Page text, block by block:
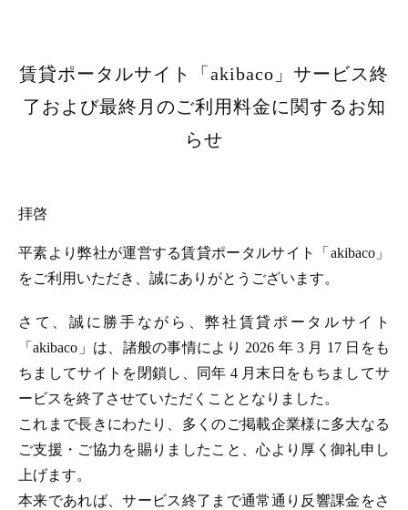
賃貸ポータルサイト「akibaco」サービス終
了および最終月のご利用料金に関するお知
らせ
拝啓
平素より弊社が運営する賃貸ポータルサイト「akibaco」
をご利用いただき、誠にありがとうございます。
さて、誠に勝手ながら、弊社賃貸ポータルサイト
「akibaco」は、諸般の事情により 2026 年 3 月 17 日をも
ちましてサイトを閉鎖し、同年 4 月末日をもちましてサ
ービスを終了させていただくこととなりました。
これまで長きにわたり、多くのご掲載企業様に多大なる
ご支援・ご協力を賜りましたこと、心より厚く御礼申し
上げます。
本来であれば、サービス終了まで通常通り反響課金をさ